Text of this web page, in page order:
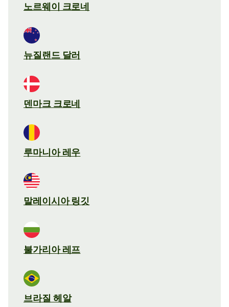
노르웨이 크로네
뉴질랜드 달러
덴마크 크로네
루마니아 레우
말레이시아 링깃
불가리아 레프
브라질 헤알